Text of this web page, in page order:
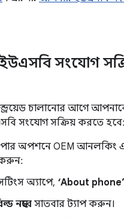
সংযোগ
চালানোর আগে
সংযোগ সক্রিয় করতে হবে:
অপশনে OEM আনলকিং
অ্যাপে, ‘About
নম্বরে সাতবার ট্যাপ করুন।